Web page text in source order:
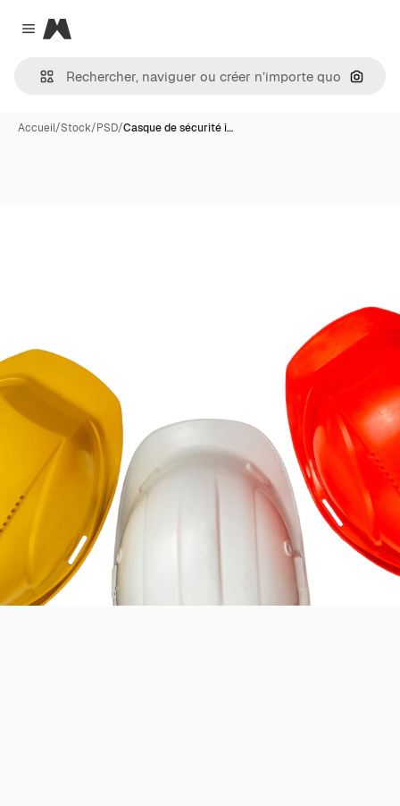
Close menu
Magnific
Accueil/Stock/PSD/Casque de sécurité i…